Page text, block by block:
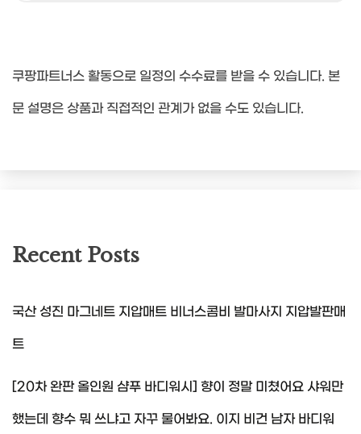
쿠팡파트너스 활동으로 일정의 수수료를 받을 수 있습니다. 본
문 설명은 상품과 직접적인 관계가 없을 수도 있습니다.
Recent Posts
국산 성진 마그네트 지압매트 비너스콤비 발마사지 지압발판매
트
[20차 완판 올인원 샴푸 바디워시] 향이 정말 미쳤어요 샤워만
했는데 향수 뭐 쓰냐고 자꾸 물어봐요. 이지 비건 남자 바디워